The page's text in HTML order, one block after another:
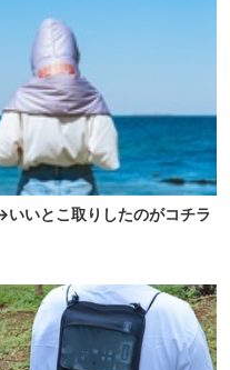
いいとこ取りしたのがコチラ